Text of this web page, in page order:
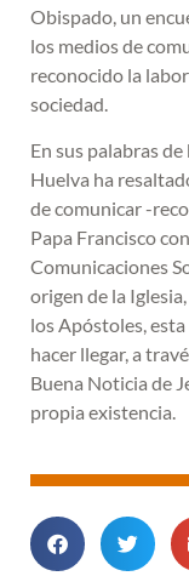
Obispado, un
los medios de
reconocido la
sociedad.
En sus palabras
Huelva ha
de comunicar -
Papa Francisco
Comunicaciones
origen de la
los Apóstoles,
hacer llegar, a
Buena Noticia de
propia existencia.